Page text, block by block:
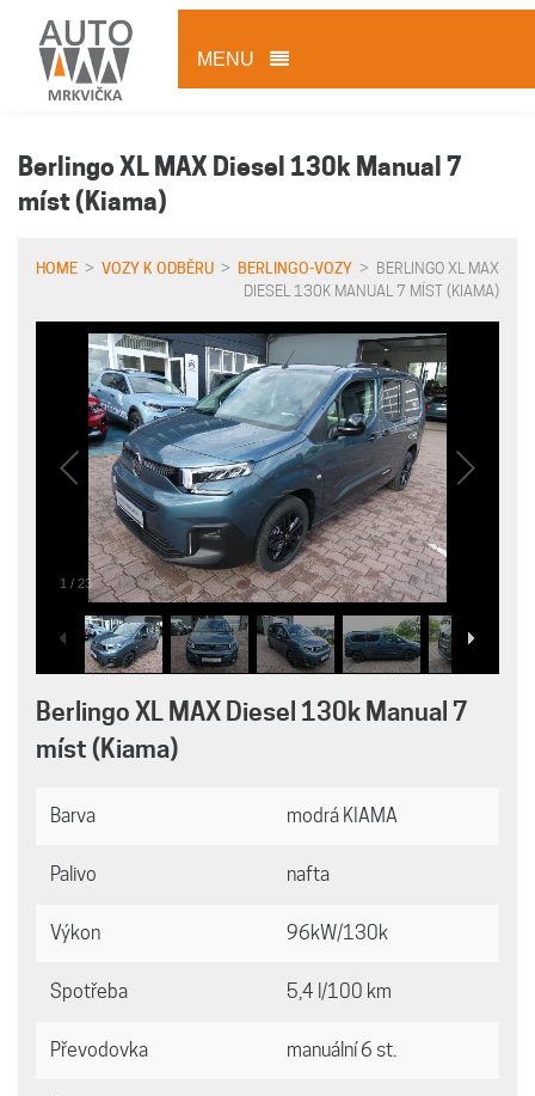
MENU
Berlingo XL MAX Diesel 130k Manual 7
míst (Kiama)
HOME > VOZY K ODBĚRU > BERLINGO-VOZY > BERLINGO XL MAX
DIESEL 130K MANUAL 7 MÍST (KIAMA)
1 / 23
Berlingo XL MAX Diesel 130k Manual 7
míst (Kiama)
Barva modrá KIAMA
Palivo nafta
Výkon 96kW/130k
Spotřeba 5,4 l/100 km
Převodovka manuální 6 st.